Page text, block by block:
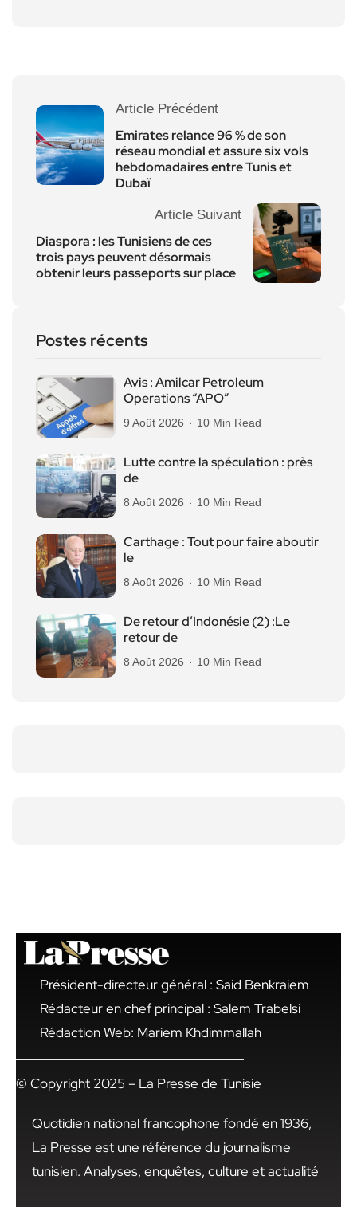
Article Précédent
Emirates relance 96 % de son
réseau mondial et assure six vols
hebdomadaires entre Tunis et
Dubaï
Article Suivant
Diaspora : les Tunisiens de ces
trois pays peuvent désormais
obtenir leurs passeports sur place
Postes récents
Avis : Amilcar Petroleum
Operations “APO”
9 Août 2026 10 Min Read
Lutte contre la spéculation : près
de
8 Août 2026 10 Min Read
Carthage : Tout pour faire aboutir
le
8 Août 2026 10 Min Read
De retour d’Indonésie (2) :Le
retour de
8 Août 2026 10 Min Read
Président-directeur général : Said Benkraiem
Rédacteur en chef principal : Salem Trabelsi
Rédaction Web: Mariem Khdimmallah
© Copyright 2025 – La Presse de Tunisie
Quotidien national francophone fondé en 1936,
La Presse est une référence du journalisme
tunisien. Analyses, enquêtes, culture et actualité